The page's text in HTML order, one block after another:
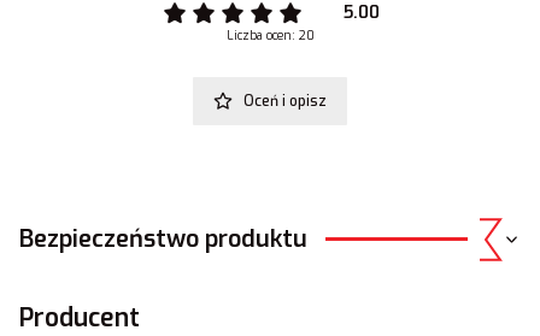
5.00
Liczba ocen: 20
Oceń i opisz
Bezpieczeństwo produktu
Producent